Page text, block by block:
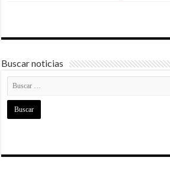
Buscar noticias